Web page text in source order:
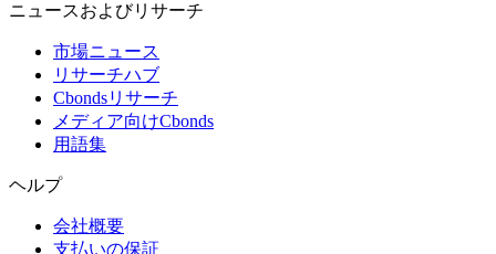
ニュースおよびリサーチ
市場ニュース
リサーチハブ
Cbondsリサーチ
メディア向けCbonds
用語集
ヘルプ
会社概要
支払いの保証